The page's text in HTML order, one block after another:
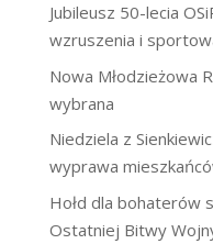
Jubileusz 50-lecia
wzruszenia i
Nowa Młodzieżowa
wybrana
Niedziela z
wyprawa
Hołd dla bohaterów
Ostatniej Bitwy